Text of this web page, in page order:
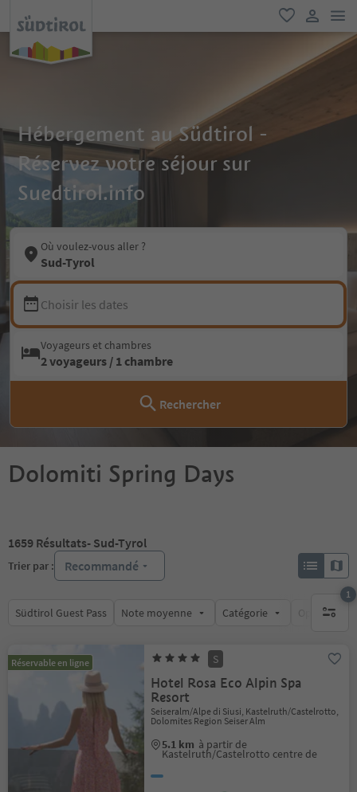
favori
lien
Hébergement au Südtirol -
Réservez votre séjour sur
Suedtirol.info
Où voulez-vous aller ?
Sud-Tyrol
Choisir les dates
Voyageurs et chambres
2 voyageurs / 1 chambre
Rechercher
Dolomiti Spring Days
1659 Résultats- Sud-Tyrol
Trier par : Recommandé
Südtirol Guest Pass Note moyenne Catégorie Options de
1
1 filtre
Réservable en ligne S
Hotel Rosa Eco Alpin Spa
Resort
Seiseralm/Alpe di Siusi, Kastelruth/Castelrotto,
Dolomites Region Seiser Alm
5.1 km à partir de
Kastelruth/Castelrotto centre de